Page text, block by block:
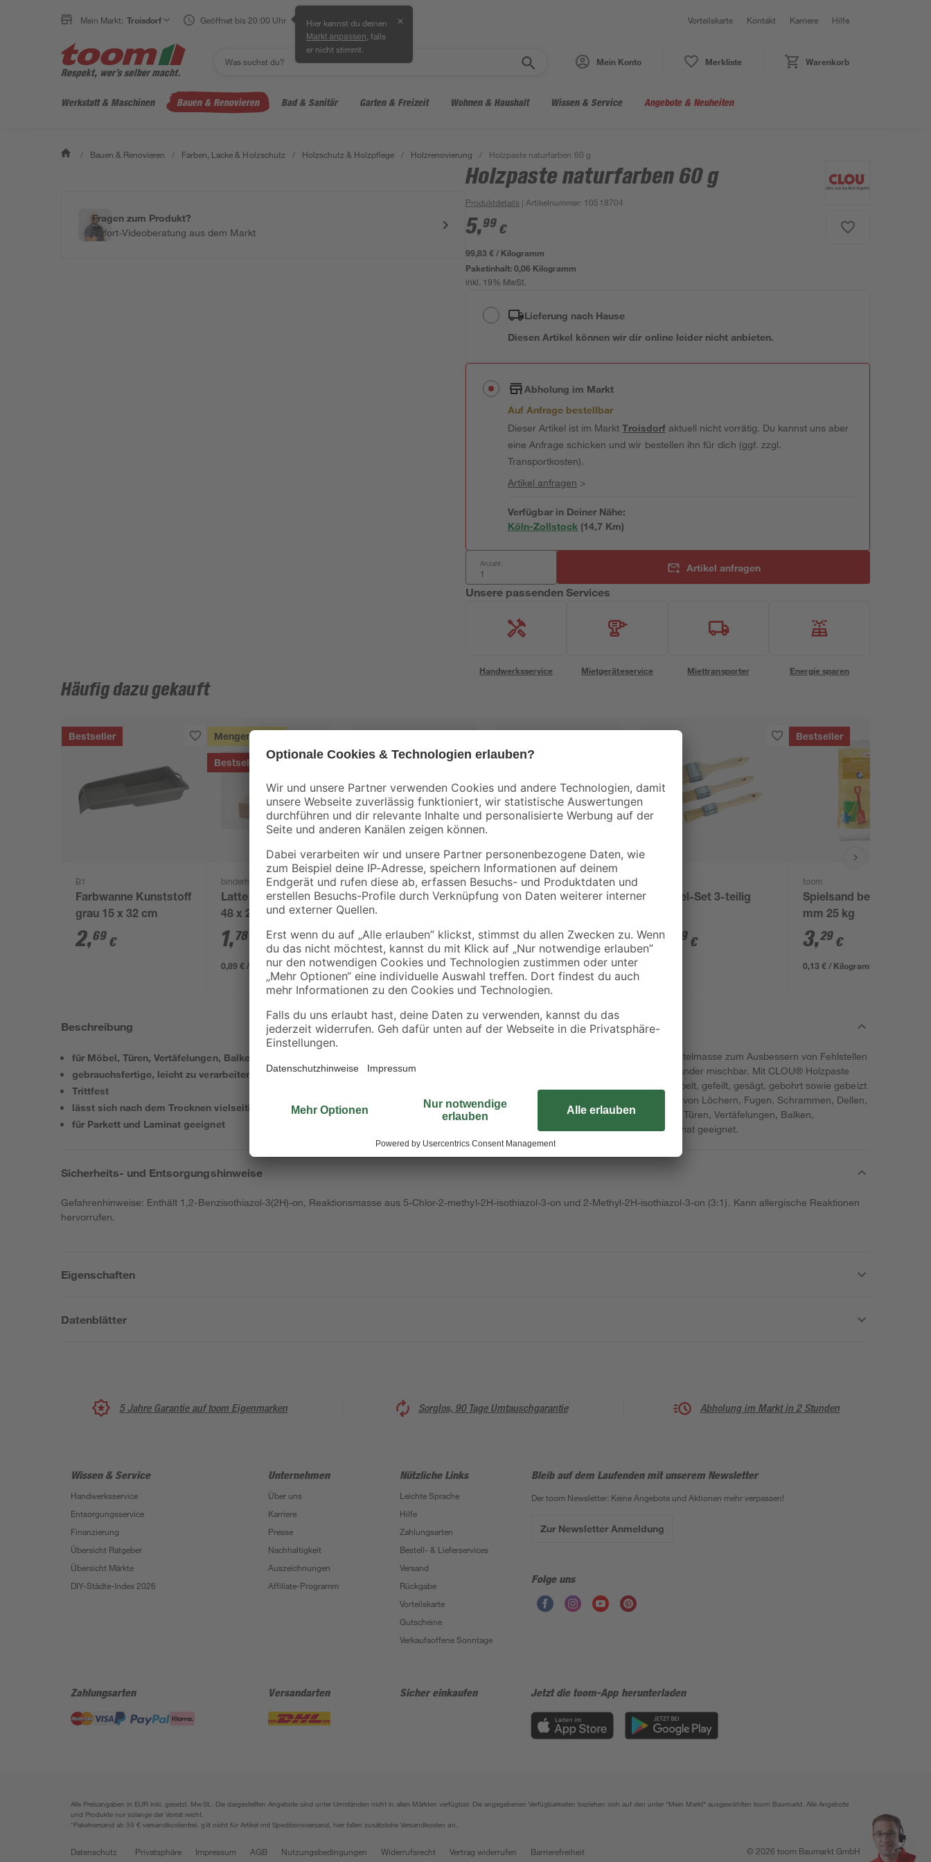
Mein Markt: Troisdorf Geöffnet bis 20:00 Uhr Hier kannst du deinen
Markt anpassen , falls
er nicht stimmt.
✕ Vorteilskarte Kontakt Karriere Hilfe
Mein Konto Merkliste Warenkorb
Werkstatt & Maschinen Bauen & Renovieren Bad & Sanitär Garten & Freizeit Wohnen & Haushalt Wissen & Service Angebote & Neuheiten
/ Bauen & Renovieren / Farben, Lacke & Holzschutz / Holzschutz & Holzpflege / Holzrenovierung / Holzpaste naturfarben 60 g
Fragen zum Produkt?
Sofort-Videoberatung aus dem Markt
Holzpaste naturfarben 60 g
Produktdetails | Artikelnummer: 10518704
5,99 €
99,83 € / Kilogramm
Paketinhalt:0,06 Kilogramm
inkl. 19% MwSt.
Lieferung nach Hause
Diesen Artikel können wir dir online leider nicht anbieten.
Abholung im Markt
Auf Anfrage bestellbar
Dieser Artikel ist im MarktTroisdorfaktuell nicht vorrätig. Du kannst uns aber
eine Anfrage schicken und wir bestellen ihn für dich (ggf. zzgl.
Transportkosten).
Artikel anfragen >
Verfügbar in Deiner Nähe:
Köln-Zollstock (14,7 Km)
Anzahl: Artikel anfragen
Unsere passenden Services
Handwerksservice Mietgeräteservice Miettransporter Energie sparen
Häufig dazu gekauft
Bestseller
B1
Farbwanne Kunststoff
grau 15 x 32 cm
2,69 €
Mengenrabatt
Bestseller
binderholz
Latte sägerau 2000 x
48 x 24 mm
1,78
0,89 € / Meter
B1
Lackier-Set 3-teilig
4,59 €
B1
Flachpinselset 3-tlg.
5,59 €
Pinsel-Set 3-teilig
5 29 €
Bestseller
toom
Spielsand beige 0-2
mm 25 kg
3,29 €
0,13 € / Kilogramm
Beschreibung
für Möbel, Türen, Vertäfelungen, Balken, Verbretterungen usw.
gebrauchsfertige, leicht zu verarbeitende Spachtelmasse
Trittfest
lässt sich nach dem Trocknen vielseitig bearbeiten
für Parkett und Laminat geeignet
Gebrauchsfertige, leicht zu verarbeitende Spachtelmasse zum Ausbessern von Fehlstellen
im Holz. Die Farben sind im Bedarfsfall untereinander mischbar. Mit CLOU® Holzpaste
können ausgebesserte Stellen geschliffen, gehobelt, gefeilt, gesägt, gebohrt sowie gebeizt
und lackiert werden. Trittfest. Zur Ausbesserung von Löchern, Fugen, Schrammen, Dellen,
Rissen und Kerben im Holz. Geeignet für Möbel, Türen, Vertäfelungen, Balken,
Verbretterungen usw. Auch für Parkett und Laminat geeignet.
Sicherheits- und Entsorgungshinweise
Gefahrenhinweise: Enthält 1,2-Benzisothiazol-3(2H)-on, Reaktionsmasse aus 5-Chlor-2-methyl-2H-isothiazol-3-on und 2-Methyl-2H-isothiazol-3-on (3:1). Kann allergische Reaktionen
hervorrufen.
Eigenschaften
Datenblätter
5 Jahre Garantie auf toom Eigenmarken Sorglos, 90 Tage Umtauschgarantie Abholung im Markt in 2 Stunden
Wissen & Service
Handwerksservice
Entsorgungsservice
Finanzierung
Übersicht Ratgeber
Übersicht Märkte
DIY-Städte-Index 2026
Unternehmen
Über uns
Karriere
Presse
Nachhaltigkeit
Auszeichnungen
Affiliate-Programm
Nützliche Links
Leichte Sprache
Hilfe
Zahlungsarten
Bestell- & Lieferservices
Versand
Rückgabe
Vorteilskarte
Gutscheine
Verkaufsoffene Sonntage
Bleib auf dem Laufenden mit unserem Newsletter
Der toom Newsletter: Keine Angebote und Aktionen mehr verpassen!
Zur Newsletter Anmeldung
Folge uns
Zahlungsarten Versandarten Sicher einkaufen Jetzt die toom-App herunterladen
Alle Preisangaben in EUR inkl. gesetzl. MwSt.. Die dargestellten Angebote sind unter Umständen nicht in allen Märkten verfügbar. Die angegebenen Verfügbarkeiten beziehen sich auf den unter "Mein Markt" ausgewählten toom Baumarkt. Alle Angebote
und Produkte nur solange der Vorrat reicht.
*Paketversand ab 59 € versandkostenfrei, gilt nicht für Artikel mit Speditionsversand, hier fallen zusätzliche Versandkosten an.
Datenschutz Privatsphäre Impressum AGB Nutzungsbedingungen Widerrufsrecht Vertrag widerrufen Barrierefreiheit © 2026 toom Baumarkt GmbH